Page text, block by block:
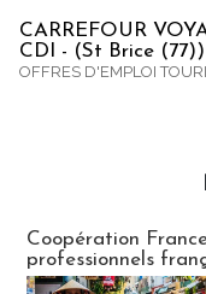
CARREFOUR
CDI - (St Brice (77))
OFFRES D'EMPLOI
Coopération
professionnels